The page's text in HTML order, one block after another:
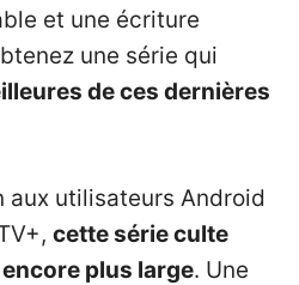
et une écriture
une série qui
de ces dernières
aux utilisateurs Android
cette série culte
plus large. Une